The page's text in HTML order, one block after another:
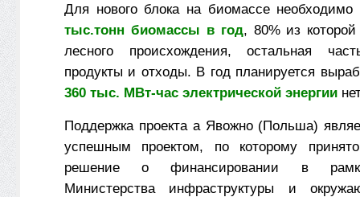
Для нового блока на биомассе необходимо
тыс.тонн биомассы в год, 80% из
лесного происхождения, остальная
продукты и отходы. В год планируется
360 тыс. МВт-час электрической энергии
Поддержка проекта а Явожно (Польша)
успешным проектом, по которому
решение о финансировании в
Министерства инфраструктуры и